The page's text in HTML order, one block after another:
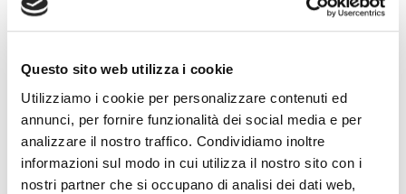
Questo sito web utilizza i cookie
Utilizziamo i cookie per personalizzare contenuti ed
annunci, per fornire funzionalità dei social media e per
analizzare il nostro traffico. Condividiamo inoltre
informazioni sul modo in cui utilizza il nostro sito con i
nostri partner che si occupano di analisi dei dati web,
Promozioni
Articoli recenti
Sempre più Buoni
Centro Cash Oristano si rinnova: più
spazio, più assortimento, più servizi